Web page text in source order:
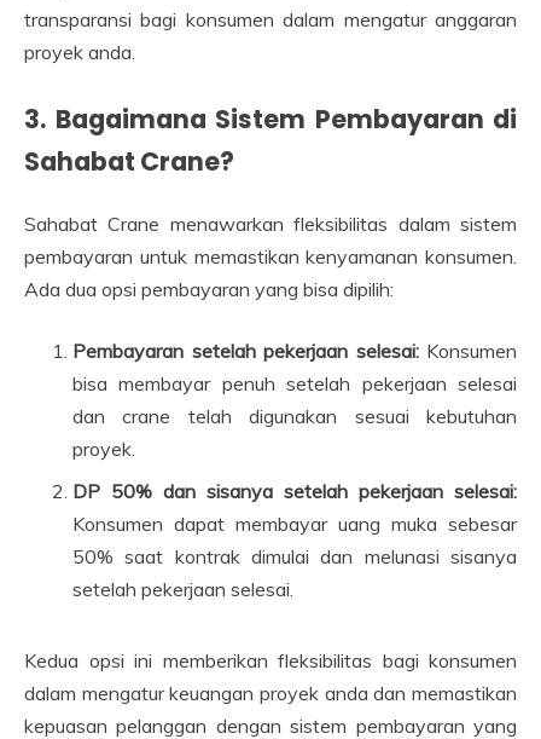
transparansi bagi konsumen dalam mengatur anggaran
proyek anda.
3. Bagaimana Sistem Pembayaran di
Sahabat Crane?
Sahabat Crane menawarkan fleksibilitas dalam sistem
pembayaran untuk memastikan kenyamanan konsumen.
Ada dua opsi pembayaran yang bisa dipilih:
Pembayaran setelah pekerjaan selesai:Konsumen
bisa membayar penuh setelah pekerjaan selesai
dan crane telah digunakan sesuai kebutuhan
proyek.
DP 50% dan sisanya setelah pekerjaan selesai:
Konsumen dapat membayar uang muka sebesar
50% saat kontrak dimulai dan melunasi sisanya
setelah pekerjaan selesai.
Kedua opsi ini memberikan fleksibilitas bagi konsumen
dalam mengatur keuangan proyek anda dan memastikan
kepuasan pelanggan dengan sistem pembayaran yang